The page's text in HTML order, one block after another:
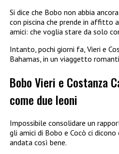
Si dice che Bobo non abbia
con piscina che prende in affitto
amici: che voglia stare da solo
Intanto, pochi giorni fa, Vieri e
Bahamas, in un viaggetto
Bobo Vieri e Costanza
come due leoni
Impossibile consolidare un
gli amici di Bobo e Cocò ci
andata così bene.